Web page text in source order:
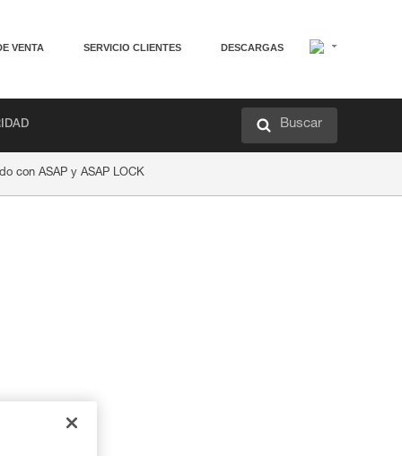
VENTA SERVICIO CLIENTES DESCARGAS
Buscar
con ASAP y ASAP LOCK